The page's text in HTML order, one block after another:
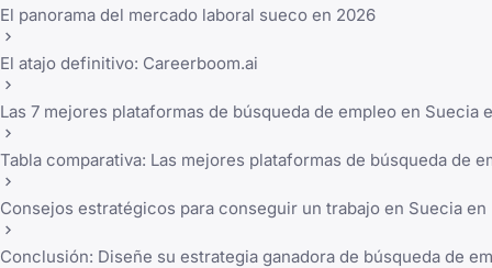
El panorama del mercado laboral sueco en 2026
El atajo definitivo: Careerboom.ai
Las 7 mejores plataformas de búsqueda de empleo en Suecia
Tabla comparativa: Las mejores plataformas de búsqueda de
Consejos estratégicos para conseguir un trabajo en Suecia en
Conclusión: Diseñe su estrategia ganadora de búsqueda de